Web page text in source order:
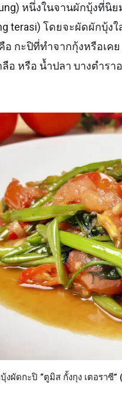
หนึ่งในจานผักบุ้งที่นิ
terasi) โดยจะผัดผักบุ้งใ
กะปิที่ทำจากกุ้งหรือเคย
ลือ หรือ น้ำปลา บางตำรา
งผัดกะปิ “ตูมิส กั้งกุง เตอราซี